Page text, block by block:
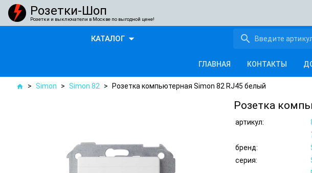
Розетки-Шоп
Розетки и выключатели в Москве по выгодной цене!
КАТАЛОГarrow_drop_down search
ГЛАВНАЯ КОНТАКТЫ
home > Simon > Simon 82 > Розетка компьютерная Simon 82 RJ45 белый
Розетка
артикул:
бренд:
серия: